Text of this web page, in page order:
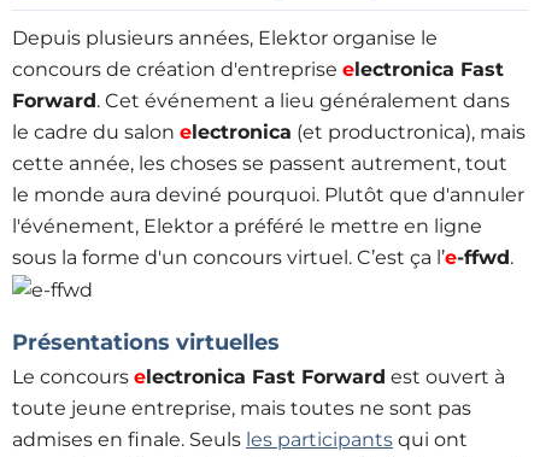
Depuis plusieurs années, Elektor organise le
concours de création d'entreprise electronica Fast
Forward. Cet événement a lieu généralement dans
le cadre du salon electronica (et productronica), mais
cette année, les choses se passent autrement, tout
le monde aura deviné pourquoi. Plutôt que d'annuler
l'événement, Elektor a préféré le mettre en ligne
sous la forme d'un concours virtuel. C’est ça l’e-ffwd.
Présentations virtuelles
Le concours electronica Fast Forward est ouvert à
toute jeune entreprise, mais toutes ne sont pas
admises en finale. Seuls les participants qui ont